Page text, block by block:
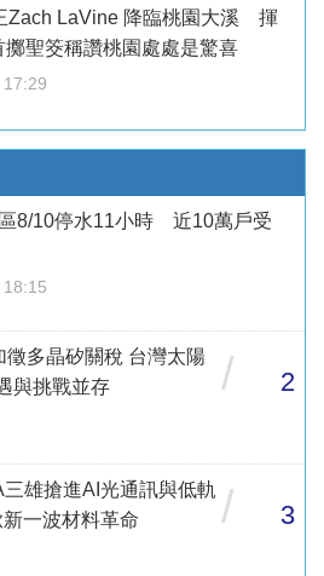
Zach LaVine 降臨桃園大溪 揮
擲聖筊稱讚桃園處處是驚喜
8/10停水11小時 近10萬戶受
徵多晶矽關稅 台灣太陽
與挑戰並存
/ 2
雄搶進AI光通訊與低軌
一波材料革命
/ 3